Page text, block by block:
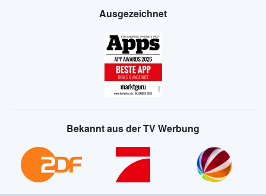
Ausgezeichnet
Bekannt aus der TV Werbung